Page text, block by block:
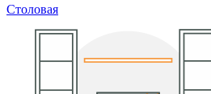
Столовая